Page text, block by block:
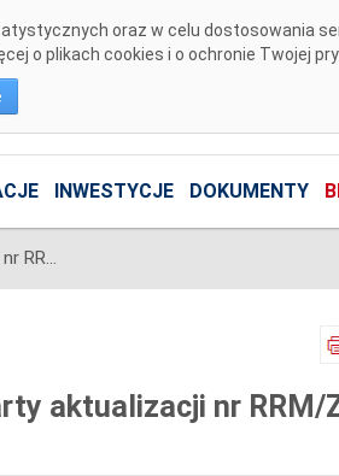
oraz w celu dostosowania
o plikach cookies i o ochronie Twojej
INWESTYCJE DOKUMENTY
Konsultacje projektu Karty aktualizacji nr RRM/Z/2/2020 Regulaminu rynku mocy
aktualizacji nr RRM/